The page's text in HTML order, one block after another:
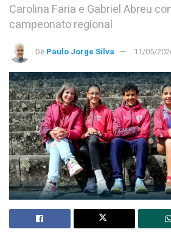
Carolina Faria e Gabriel Abreu
campeonato regional
De Paulo Jorge Silva 11/05/